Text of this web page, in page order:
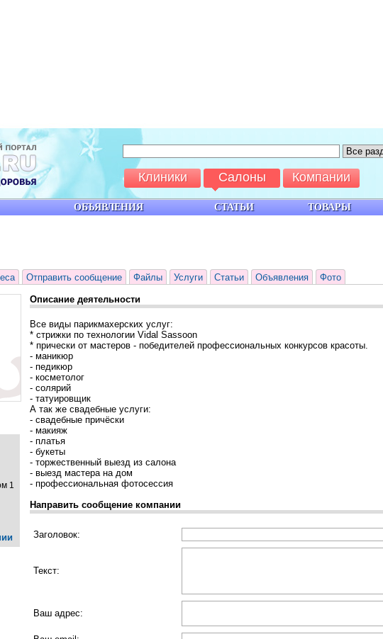
Отправить сообщение Файлы Услуги Статьи Объявления Фото
1
Описание деятельности
Все виды парикмахерских услуг:
* cтрижки по технологии Vidal Sassoon
* прически от мастеров - победителей профессиональных конкурсов красоты.
- маникюр
- педикюр
- косметолог
- солярий
- татуировщик
А так же свадебные услуги:
- свадебные причёски
- макияж
- платья
- букеты
- торжественный выезд из салона
- выезд мастера на дом
- профессиональная фотосессия
Направить сообщение компании
Заголовок:
Текст:
Ваш адрес:
ОБЪЯВЛЕНИЯ СТАТЬИ ТОВАРЫ
Клиники Салоны Компании